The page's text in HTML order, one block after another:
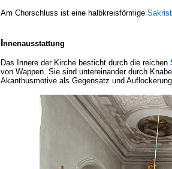
Am Chorschluss ist eine halbkreisförmige
nnenausstattung
Das Innere der Kirche besticht durch die reichen
von Wappen. Sie sind untereinander durch
Akanthusmotive als Gegensatz und